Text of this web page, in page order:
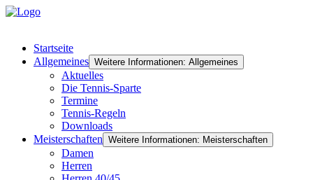
Startseite
Allgemeines Weitere Informationen: Allgemeines
Aktuelles
Die Tennis-Sparte
Termine
Tennis-Regeln
Downloads
Meisterschaften Weitere Informationen: Meisterschaften
Damen
Herren